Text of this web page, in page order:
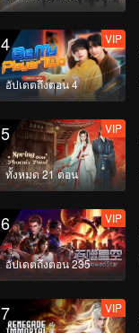
4
อัปเดตถึงตอน 4
VIP
5
ทั้งหมด 21 ตอน
VIP
6
อัปเดตถึงตอน 235
VIP
7 VIP